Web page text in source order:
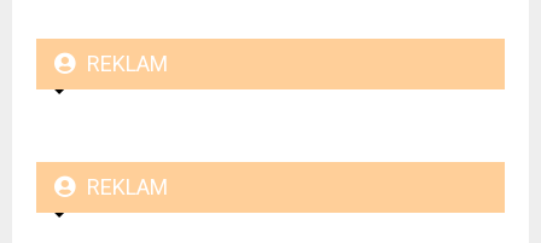
REKLAM
REKLAM